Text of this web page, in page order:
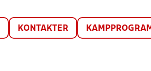
KONTAKTER KAMPPROGRAM